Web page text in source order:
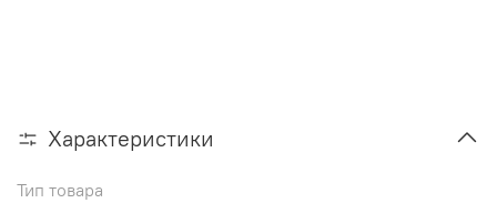
Характеристики
Тип товара